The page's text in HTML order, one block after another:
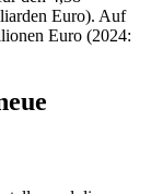
Euro). Auf
Euro (2024: